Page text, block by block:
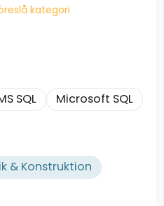
kategori
SQL Microsoft SQL
& Konstruktion